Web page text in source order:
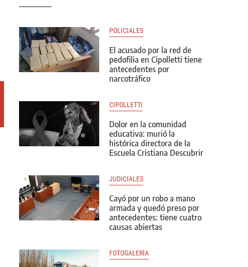
POLICIALES
El acusado por la red de
pedofilia en Cipolletti tiene
antecedentes por
narcotráfico
CIPOLLETTI
Dolor en la comunidad
educativa: murió la
histórica directora de la
Escuela Cristiana Descubrir
JUDICIALES
Cayó por un robo a mano
armada y quedó preso por
antecedentes: tiene cuatro
causas abiertas
FOTOGALERÍA